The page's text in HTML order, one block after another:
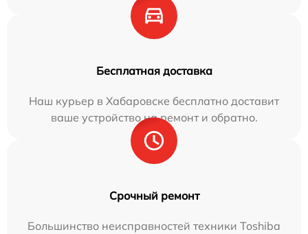
Бесплатная доставка
Наш курьер в Хабаровске бесплатно доставит
ваше устройство на ремонт и обратно.
Срочный ремонт
Большинство неисправностей техники Toshiba